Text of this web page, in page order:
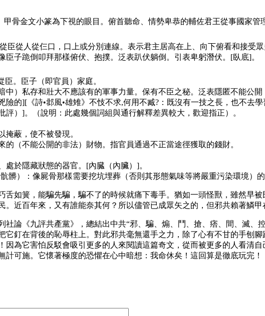
甲骨金文小篆為下視的眼目。俯首聽命、情勢卑恭的輔佐君王從事國家管
臣從人從仨口，口上或分別連線。表示君主居高在上、向下俯看和接受
臣子跪倒叩拜那樣俯伏、抱撲。泛表趴伏躺倒。引表卑躬潛伏。[臥底]。
臣。臣子（即官員）家庭。
中）私存和壯大不應該有的軍事力量。保有不臣之秘。泛表隱匿不能公
險的][《詩•邶風•雄雉》不忮不求,何用不臧?：既沒有一技之長，也不去
評）]。（說明：此處幾個詞組與通行解釋差異較大，歡迎指正）。
掩蔽，使不被發現。
的（不能公開的非法）財物。指官員通過不正當途徑獲取的錢財。
處於隱藏狀態的器官。[內臓（內臟）]。
髒）：像屍骨那樣需要挖坑埋葬（否則其形態氣味等將嚴重污染環境）
舌如簧，能騙先騙，騙不了的時候就痛下毒手。猶如一頭怪獸，雖然早
。近百年來，又有誰能奈其何？所以儘管已成眾矢之的，但邪共賴著鱗
社論《九評共產黨》，總結出中共“邪、騙、煽、鬥、搶、痞、間、滅
它釘在背後的恥辱柱上。對此邪共毫無還手之力，除了心有不甘的手刨
因為它害怕反駁會吸引更多的人來閱讀這篇奇文，從而被更多的人看清
計可施。它懷著極度的恐懼在心中暗想：我命休矣！這回算是徹底玩完！